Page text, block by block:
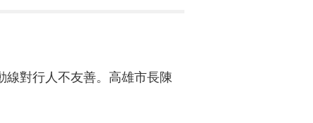
線對行人不友善。高雄市長陳